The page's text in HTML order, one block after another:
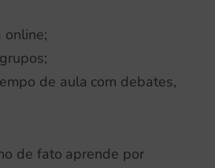
online;
de aula com debates,
de fato aprende por